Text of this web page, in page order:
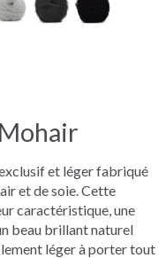
et léger fabriqué
et de soie. Cette
caractéristique, une
beau brillant naturel
léger à porter tout